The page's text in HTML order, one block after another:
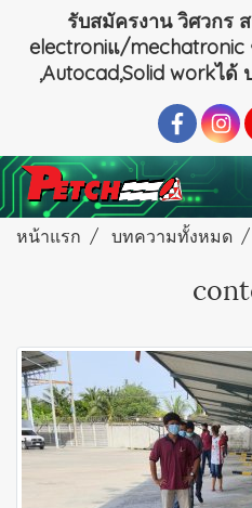
รับสมัครงาน วิศวกร
electroniแ/
,Autocad,Solid workไ
หน้าแรก บทความทั้งหมด